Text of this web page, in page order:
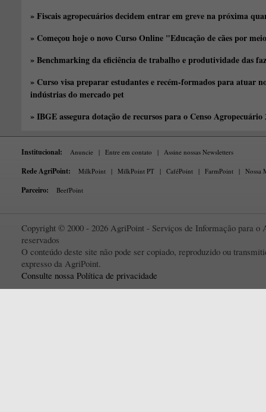
» Fiscais agropecuários decidem entrar em greve na próxima
» Começou hoje o novo Curso Online "Educação de cães por
» Benchmarking da eficiência de trabalho e produtividade das
» Curso visa preparar estudantes e recém-formados para atuar
indústrias do mercado pet
» IBGE assegura dotação de recursos para o Censo Agropecuário
Institucional: Anuncie | Entre em contato | Assine nossas Newsletters
Rede AgriPoint: MilkPoint | MilkPoint PT | CaféPoint | FarmPoint | Nossa
Parceiro: BeefPoint
Copyright © 2000 - 2026 AgriPoint - Serviços de Informação para o
reservados
O conteúdo deste site não pode ser copiado, reproduzido ou
expresso da AgriPoint.
Consulte nossa Política de privacidade